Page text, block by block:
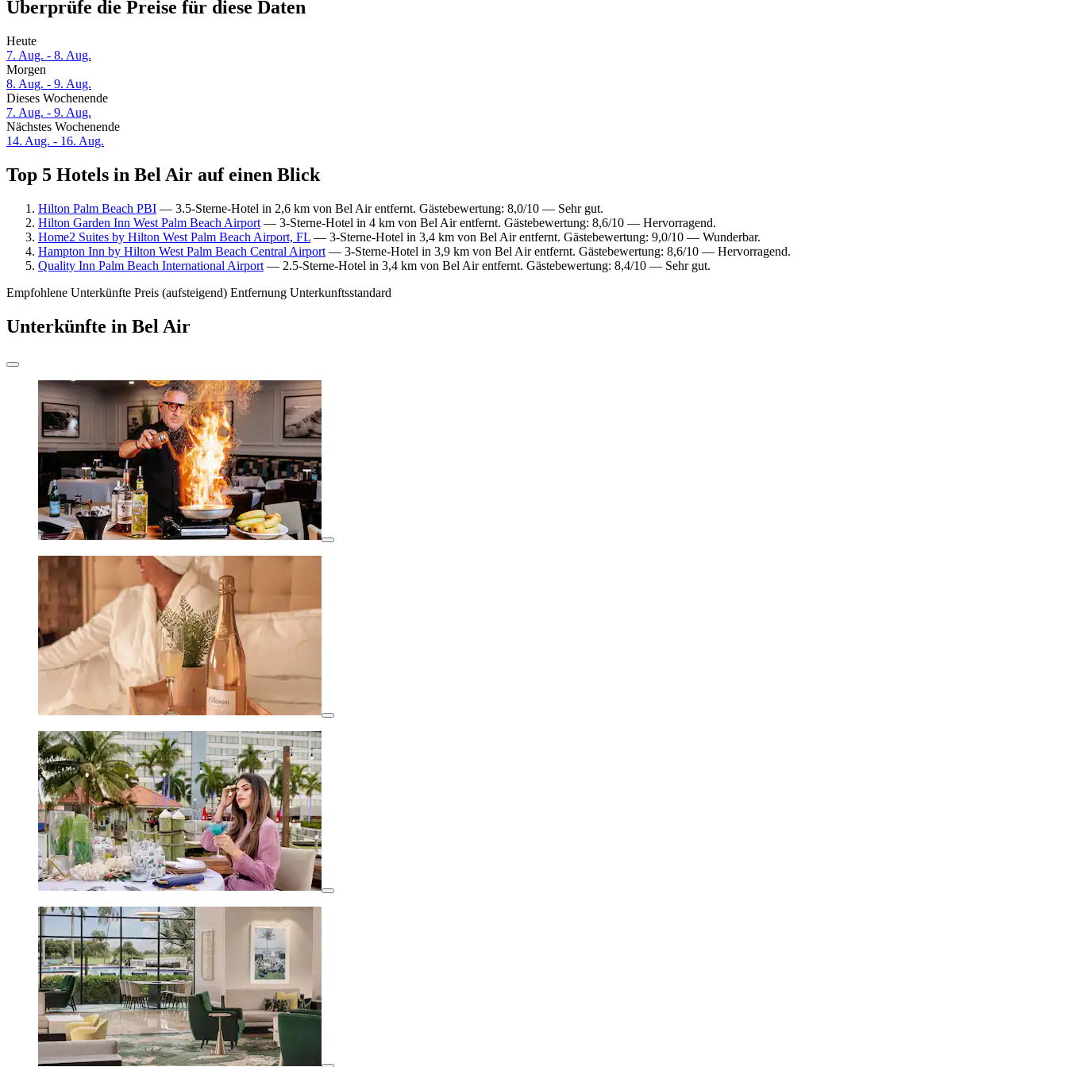
Überprüfe die Preise für diese Daten
Heute
7. Aug. - 8. Aug.
Morgen
8. Aug. - 9. Aug.
Dieses Wochenende
7. Aug. - 9. Aug.
Nächstes Wochenende
14. Aug. - 16. Aug.
Top 5 Hotels in Bel Air auf einen Blick
Hilton Palm Beach PBI — 3.5-Sterne-Hotel in 2,6 km von Bel Air entfernt. Gästebewertung: 8,0/10 — Sehr gut.
Hilton Garden Inn West Palm Beach Airport — 3-Sterne-Hotel in 4 km von Bel Air entfernt. Gästebewertung: 8,6/10 — Hervorragend.
Home2 Suites by Hilton West Palm Beach Airport, FL — 3-Sterne-Hotel in 3,4 km von Bel Air entfernt. Gästebewertung: 9,0/10 — Wunderbar.
Hampton Inn by Hilton West Palm Beach Central Airport — 3-Sterne-Hotel in 3,9 km von Bel Air entfernt. Gästebewertung: 8,6/10 — Hervorragend.
Quality Inn Palm Beach International Airport — 2.5-Sterne-Hotel in 3,4 km von Bel Air entfernt. Gästebewertung: 8,4/10 — Sehr gut.
Empfohlene Unterkünfte Preis (aufsteigend) Entfernung Unterkunftsstandard
Unterkünfte in Bel Air